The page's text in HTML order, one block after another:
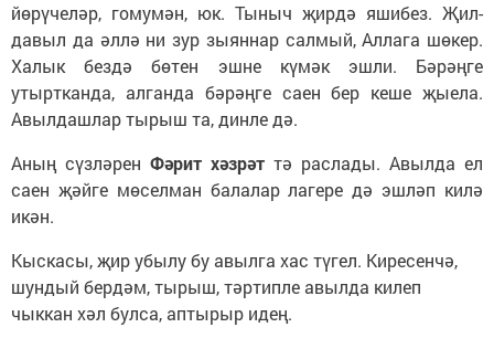
йөрүчеләр, гомумән, юк. Тыныч җирдә яшибез. Җил-
давыл да әллә ни зур зыяннар салмый, Аллага шөкер.
Халык бездә бөтен эшне күмәк эшли. Бәрәңге
утыртканда, алганда бәрәңге саен бер кеше җыела.
Авылдашлар тырыш та, динле дә.
Аның сүзләрен Фәрит хәзрәт тә раслады. Авылда ел
саен җәйге мөселман балалар лагере дә эшләп килә
икән.
Кыскасы, җир убылу бу авылга хас түгел. Киресенчә,
шундый бердәм, тырыш, тәртипле авылда килеп
чыккан хәл булса, аптырыр идең.